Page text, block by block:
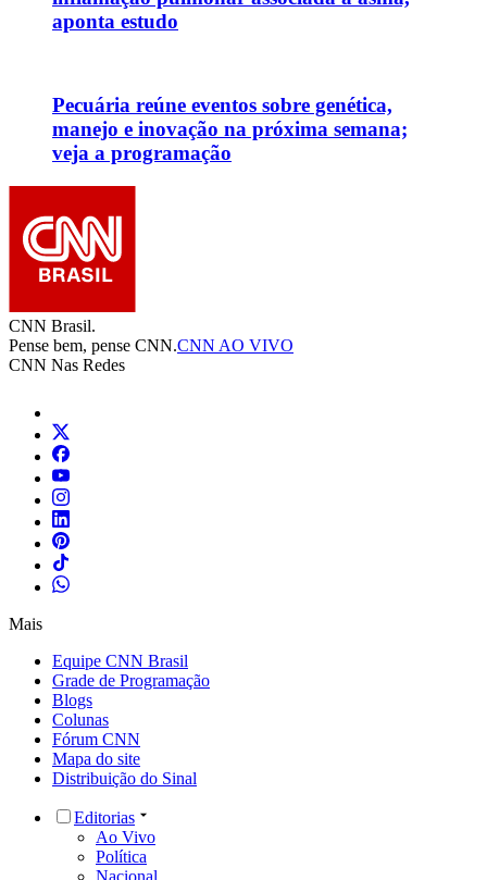
aponta estudo
Pecuária reúne eventos sobre genética,
manejo e inovação na próxima semana;
veja a programação
CNN Brasil.
Pense bem, pense CNN.CNN AO VIVO
CNN Nas Redes
Mais
Equipe CNN Brasil
Grade de Programação
Blogs
Colunas
Fórum CNN
Mapa do site
Distribuição do Sinal
Editorias
Ao Vivo
Política
Nacional